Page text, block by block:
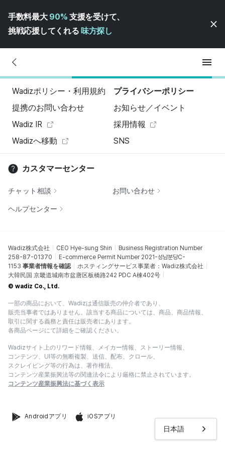
手数料最大 90% 支援を受けて、
挑戦応援してくれる 味方探し
日本語
Wadizポリシー・利用規約
プライバシーポリシー
提携のお問い合わせ
お知らせ／イベント
Wadiz IR
採用情報
Wadizへ移動
SNS
カスタマーセンター
チャット相談 お問い合わせ
ヘルプセンター
Wadiz株式会社 CEO Hye-sung Shin
Business Registration Number
258-87-01370
E-commerce Permit Number 2021-성남분당C-
1153 事業者情報を確認
ホスティングサービス事業者：Wadiz株式会社
大韓民国 京畿道城南市盆唐区板橋路242 PDC A棟402号
© wadiz Co., Ltd.
一部の商品において、Wadizは通信販売の仲介者であり、
販売当事者ではありません。該当する商品については、商品、商品情報、
取引に関する義務と責任は販売者にあります。
各商品ページにて詳細をご確認ください。
Wadizサイト上のリワード情報、メイカー情報、ストーリー情報、
コンテンツ、UI等の無断複製、送信、配布、クロール、
スクレイピング等の行為は、著作権法、
コンテンツ産業振興法等の関連法令により厳格に禁止されています。
コンテンツ産業振興法に基づく表示
Androidアプリ iOSアプリ